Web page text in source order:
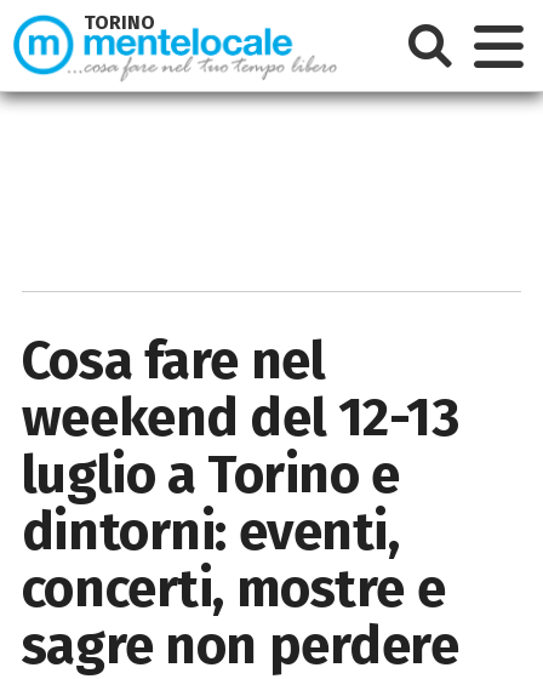
Cosa fare nel
weekend del 12-13
luglio a Torino e
dintorni: eventi,
concerti, mostre e
sagre non perdere
TORINO